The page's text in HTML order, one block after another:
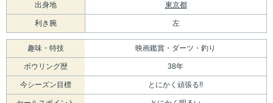
出身地 東京都
利き腕 左
趣味・特技 映画鑑賞・ダーツ・釣り
ボウリング歴 38年
今シーズン目標 とにかく頑張る!!